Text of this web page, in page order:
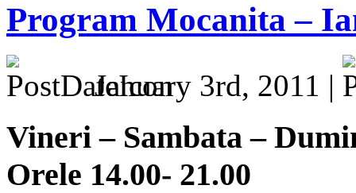
Program Mocanita –
January 3rd, 2011 |
Vineri – Sambata –
Orele 14.00- 21.00